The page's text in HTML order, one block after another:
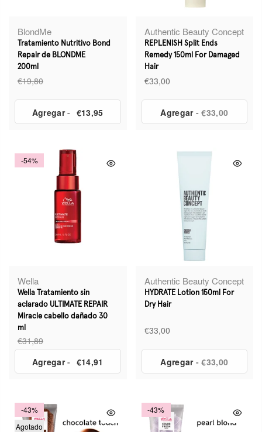
BlondMe
Tratamiento Nutritivo Bond
Repair de BLONDME
200ml
€19,80
Agregar- €13,95
Authentic Beauty Concept
REPLENISH Split Ends
Remedy 150ml For Damaged
Hair
€33,00
Agregar- €33,00
-54%
Wella
Wella Tratamiento sin
aclarado ULTIMATE REPAIR
Miracle cabello dañado 30
ml
€31,89
Agregar- €14,91
Authentic Beauty Concept
HYDRATE Lotion 150ml For
Dry Hair
€33,00
Agregar- €33,00
-43%
Agotado
-43%